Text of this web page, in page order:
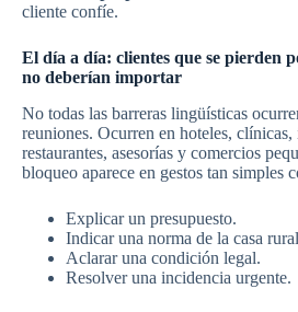
cliente confíe.
El día a día: clientes que se pierden
no deberían importar
No todas las barreras lingüísticas
reuniones. Ocurren en hoteles,
restaurantes, asesorías y comercios
bloqueo aparece en gestos tan simples
Explicar un presupuesto.
Indicar una norma de la casa
Aclarar una condición legal.
Resolver una incidencia urgente.